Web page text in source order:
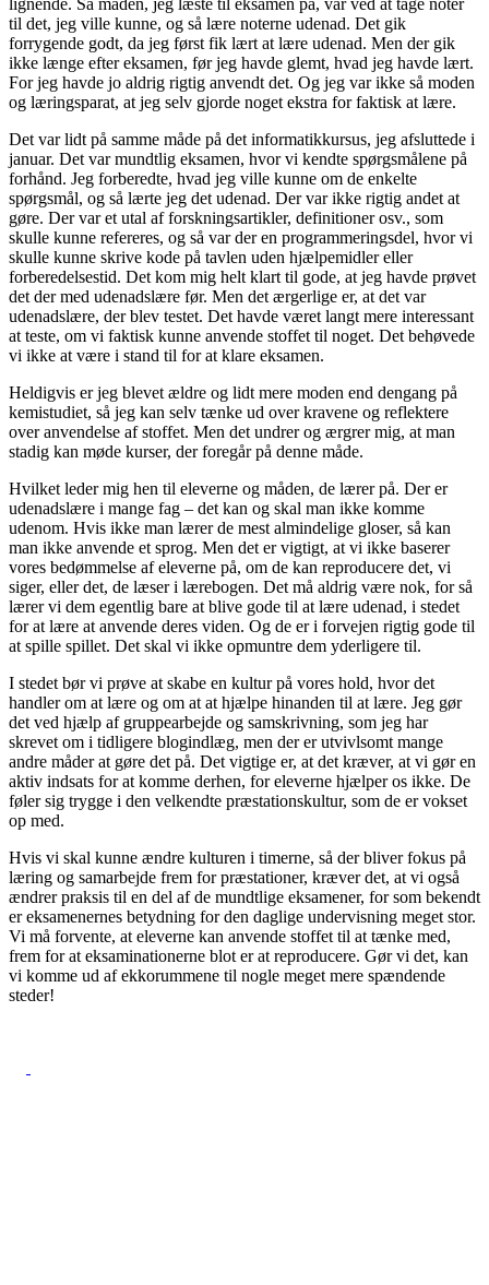
lignende. Så måden, jeg læste til eksamen på, var ved at tage noter
til det, jeg ville kunne, og så lære noterne udenad. Det gik
forrygende godt, da jeg først fik lært at lære udenad. Men der gik
ikke længe efter eksamen, før jeg havde glemt, hvad jeg havde lært.
For jeg havde jo aldrig rigtig anvendt det. Og jeg var ikke så moden
og læringsparat, at jeg selv gjorde noget ekstra for faktisk at lære.
Det var lidt på samme måde på det informatikkursus, jeg afsluttede i
januar. Det var mundtlig eksamen, hvor vi kendte spørgsmålene på
forhånd. Jeg forberedte, hvad jeg ville kunne om de enkelte
spørgsmål, og så lærte jeg det udenad. Der var ikke rigtig andet at
gøre. Der var et utal af forskningsartikler, definitioner osv., som
skulle kunne refereres, og så var der en programmeringsdel, hvor vi
skulle kunne skrive kode på tavlen uden hjælpemidler eller
forberedelsestid. Det kom mig helt klart til gode, at jeg havde prøvet
det der med udenadslære før. Men det ærgerlige er, at det var
udenadslære, der blev testet. Det havde været langt mere interessant
at teste, om vi faktisk kunne anvende stoffet til noget. Det behøvede
vi ikke at være i stand til for at klare eksamen.
Heldigvis er jeg blevet ældre og lidt mere moden end dengang på
kemistudiet, så jeg kan selv tænke ud over kravene og reflektere
over anvendelse af stoffet. Men det undrer og ærgrer mig, at man
stadig kan møde kurser, der foregår på denne måde.
Hvilket leder mig hen til eleverne og måden, de lærer på. Der er
udenadslære i mange fag – det kan og skal man ikke komme
udenom. Hvis ikke man lærer de mest almindelige gloser, så kan
man ikke anvende et sprog. Men det er vigtigt, at vi ikke baserer
vores bedømmelse af eleverne på, om de kan reproducere det, vi
siger, eller det, de læser i lærebogen. Det må aldrig være nok, for så
lærer vi dem egentlig bare at blive gode til at lære udenad, i stedet
for at lære at anvende deres viden. Og de er i forvejen rigtig gode til
at spille spillet. Det skal vi ikke opmuntre dem yderligere til.
I stedet bør vi prøve at skabe en kultur på vores hold, hvor det
handler om at lære og om at at hjælpe hinanden til at lære. Jeg gør
det ved hjælp af gruppearbejde og samskrivning, som jeg har
skrevet om i tidligere blogindlæg, men der er utvivlsomt mange
andre måder at gøre det på. Det vigtige er, at det kræver, at vi gør en
aktiv indsats for at komme derhen, for eleverne hjælper os ikke. De
føler sig trygge i den velkendte præstationskultur, som de er vokset
op med.
Hvis vi skal kunne ændre kulturen i timerne, så der bliver fokus på
læring og samarbejde frem for præstationer, kræver det, at vi også
ændrer praksis til en del af de mundtlige eksamener, for som bekendt
er eksamenernes betydning for den daglige undervisning meget stor.
Vi må forvente, at eleverne kan anvende stoffet til at tænke med,
frem for at eksaminationerne blot er at reproducere. Gør vi det, kan
vi komme ud af ekkorummene til nogle meget mere spændende
steder!